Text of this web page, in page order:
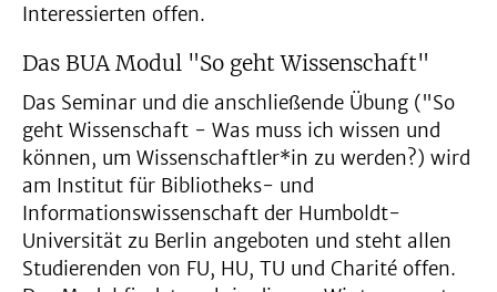
Interessierten offen.
Das BUA Modul "So geht Wissenschaft"
Das Seminar und die anschließende Übung ("So
geht Wissenschaft - Was muss ich wissen und
können, um Wissenschaftler*in zu werden?) wird
am Institut für Bibliotheks- und
Informationswissenschaft der Humboldt-
Universität zu Berlin angeboten und steht allen
Studierenden von FU, HU, TU und Charité offen.